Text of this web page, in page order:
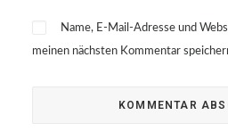
Name, E-Mail-Adresse und
meinen nächsten Kommentar